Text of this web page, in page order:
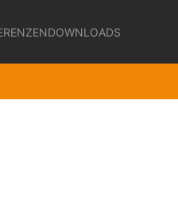
DOWNLOADS